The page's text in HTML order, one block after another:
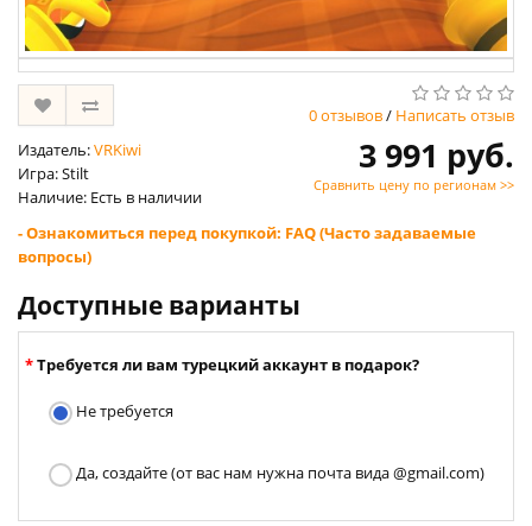
0 отзывов/ Написать отзыв
Издатель:VRKiwi
Игра: Stilt
Наличие: Есть в наличии
3 991 руб.
Сравнить цену по регионам >>
- Ознакомиться перед покупкой: FAQ (Часто задаваемые
вопросы)
Доступные варианты
Требуется ли вам турецкий аккаунт в подарок?
Не требуется
Да, создайте (от вас нам нужна почта вида @gmail.com)